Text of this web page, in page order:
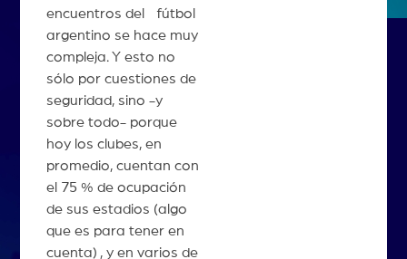
encuentros del fútbol
argentino se hace muy
compleja. Y esto no
sólo por cuestiones de
seguridad, sino -y
sobre todo- porque
hoy los clubes, en
promedio, cuentan con
el 75 % de ocupación
de sus estadios (algo
que es para tener en
cuenta) , y en varios de